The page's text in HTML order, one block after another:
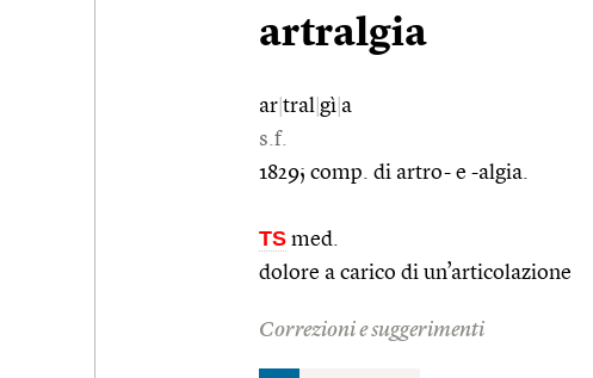
artralgia
ar tral gì a
s.f.
1829; comp. di artro- e -algia.
TS med.
dolore a carico di un’articolazione
Correzioni e suggerimenti